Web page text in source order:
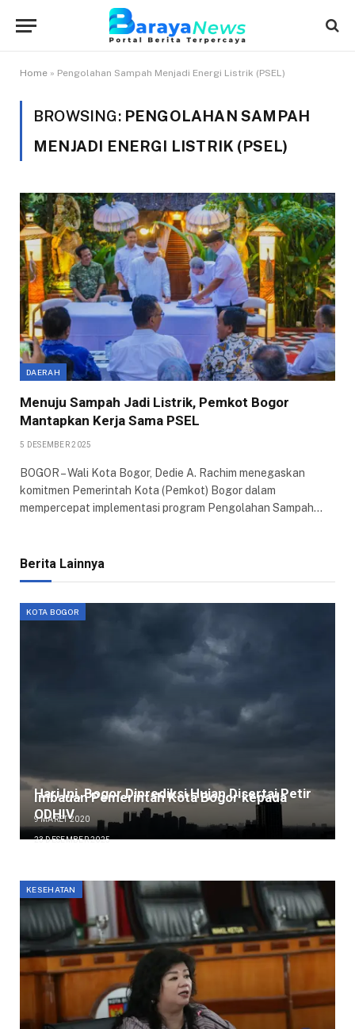
Home » Pengolahan Sampah Menjadi Energi Listrik (PSEL)
BROWSING: PENGOLAHAN SAMPAH
MENJADI ENERGI LISTRIK (PSEL)
DAERAH
Menuju Sampah Jadi Listrik, Pemkot Bogor
Mantapkan Kerja Sama PSEL
5 DESEMBER 2025
BOGOR – Wali Kota Bogor, Dedie A. Rachim menegaskan
komitmen Pemerintah Kota (Pemkot) Bogor dalam
mempercepat implementasi program Pengolahan Sampah…
Berita Lainnya
KOTA BOGOR
Hari Ini, Bogor Diprediksi Hujan Disertai Petir
9 MARET 2020
Imbauan Pemerintah Kota Bogor kepada
ODHIV
23 DESEMBER 2025
KESEHATAN